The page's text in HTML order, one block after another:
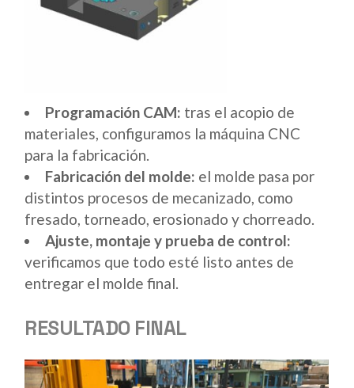
Programación CAM: tras el acopio de
materiales, configuramos la máquina CNC
para la fabricación.
Fabricación del molde: el molde pasa por
distintos procesos de mecanizado, como
fresado, torneado, erosionado y chorreado.
Ajuste, montaje y prueba de control:
verificamos que todo esté listo antes de
entregar el molde final.
RESULTADO FINAL